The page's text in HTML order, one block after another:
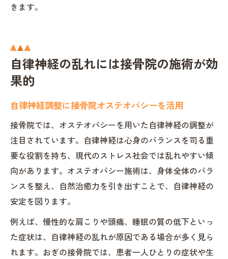
きます。
自律神経の乱れには接骨院の施術が効
果的
自律神経調整に接骨院オステオパシーを活用
接骨院では、オステオパシーを用いた自律神経の調整が
注目されています。自律神経は心身のバランスを司る重
要な役割を持ち、現代のストレス社会では乱れやすい傾
向があります。オステオパシー施術は、身体全体のバラ
ンスを整え、自然治癒力を引き出すことで、自律神経の
安定を図ります。
例えば、慢性的な肩こりや頭痛、睡眠の質の低下といっ
た症状は、自律神経の乱れが原因である場合が多く見ら
れます。おぎの接骨院では、患者一人ひとりの症状や生